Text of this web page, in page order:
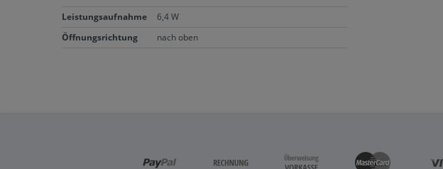
Leistungsaufnahme
6,4 W
Öffnungsrichtung
nach oben